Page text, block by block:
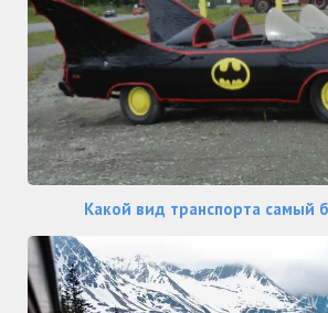
Какой вид транспорта самый